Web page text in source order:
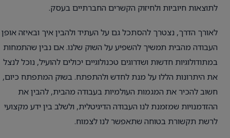
לתוצאות חיוביות ולחיזוק הקשרים החברתיים בעסק.
לאורך הדרך, נצטרך להסתכל גם על העתיד ולהבין איך ובאיזה אופן
העבודה מהבית תמשיך להשפיע על השוק שלנו. אם נבין שהתמחות
במתודולוגיות חדשות ושדרוגים טכנולוגיים יכולים להועיל, נוכל לנצל
את היתרונות הללו על מנת לחדש ולהתפתח. בשוק המתפתח כיום,
חשוב להכיר את המגמות העולמיות בעבודה מהבית, להבין את
ההזדמנויות שמזמנת לנו העבודה הדיגיטלית, ולשלב בין ידע מקצועי
לרשת תקשורת בטוחה שתאפשר לנו לצמוח.